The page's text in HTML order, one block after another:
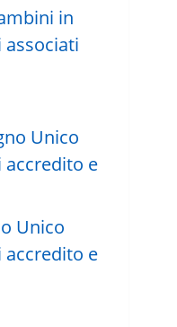
in
associati
Unico
accredito e